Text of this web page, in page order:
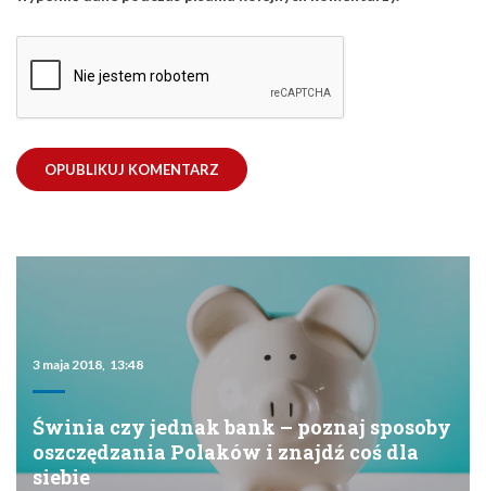
3 maja 2018, 13:48
Świnia czy jednak bank – poznaj sposoby
oszczędzania Polaków i znajdź coś dla
siebie